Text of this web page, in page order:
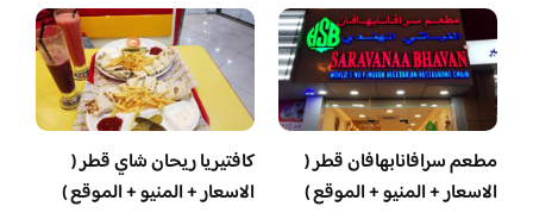
مطعم سرافانابهافان قطر (
الاسعار + المنيو + الموقع )
كافتيريا ريحان شاي قطر (
الاسعار + المنيو + الموقع )